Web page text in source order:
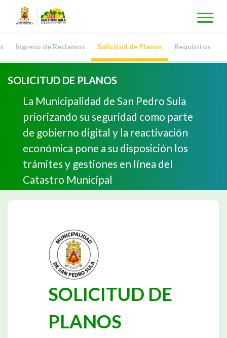
Ingreso de Reclamos Solicitud de Planos Requisitos
SOLICITUD DE PLANOS
La Municipalidad de San Pedro Sula
priorizando su seguridad como parte
de gobierno digital y la reactivación
económica pone a su disposición los
trámites y gestiones en línea del
Catastro Municipal
SOLICITUD DE
PLANOS